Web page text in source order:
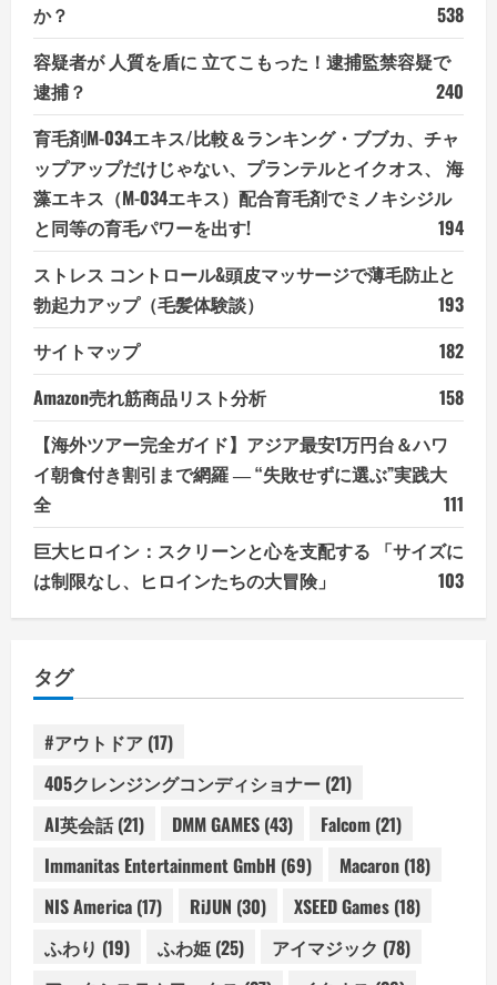
か？
538
容疑者が 人質を盾に 立てこもった！逮捕監禁容疑で
逮捕？
240
育毛剤M-034エキス/比較＆ランキング・ブブカ、チャ
ップアップだけじゃない、プランテルとイクオス、 海
藻エキス（M-034エキス）配合育毛剤でミノキシジル
と同等の育毛パワーを出す!
194
ストレス コントロール&頭皮マッサージで薄毛防止と
勃起力アップ（毛髪体験談）
193
サイトマップ
182
Amazon売れ筋商品リスト分析
158
【海外ツアー完全ガイド】アジア最安1万円台＆ハワ
イ朝食付き割引まで網羅 ― “失敗せずに選ぶ”実践大
全
111
巨大ヒロイン：スクリーンと心を支配する 「サイズに
は制限なし、ヒロインたちの大冒険」
103
タグ
#アウトドア (17)
405クレンジングコンディショナー (21)
AI英会話(21) DMM GAMES (43) Falcom (21)
Immanitas Entertainment GmbH (69) Macaron (18)
NIS America (17) RiJUN (30) XSEED Games (18)
ふわり (19) ふわ姫 (25) アイマジック (78)